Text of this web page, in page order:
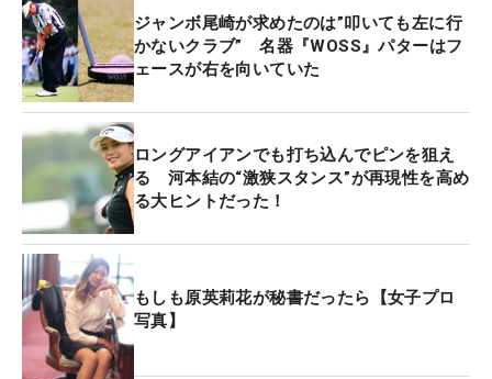
ジャンボ尾崎が求めたのは”叩いても左に行
かないクラブ” 名器『WOSS』パターはフ
ェースが右を向いていた
ロングアイアンでも打ち込んでピンを狙え
る 河本結の“激狭スタンス”が再現性を高め
る大ヒントだった！
もしも原英莉花が秘書だったら【女子プロ
写真】